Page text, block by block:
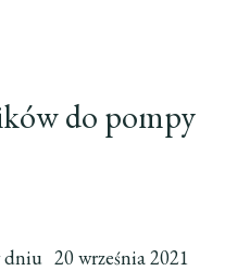
do pompy
dniu 20 września 2021